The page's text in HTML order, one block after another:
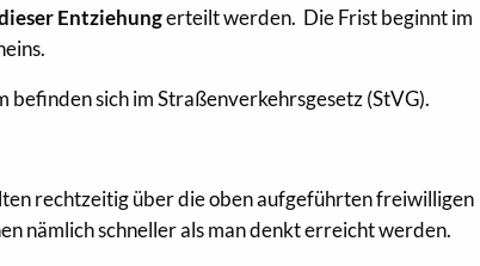
Entziehungerteilt werden. Die Frist beginnt im
befinden sich im Straßenverkehrsgesetz (StVG).
rechtzeitig über die oben aufgeführten freiwilligen
nämlich schneller als man denkt erreicht werden.